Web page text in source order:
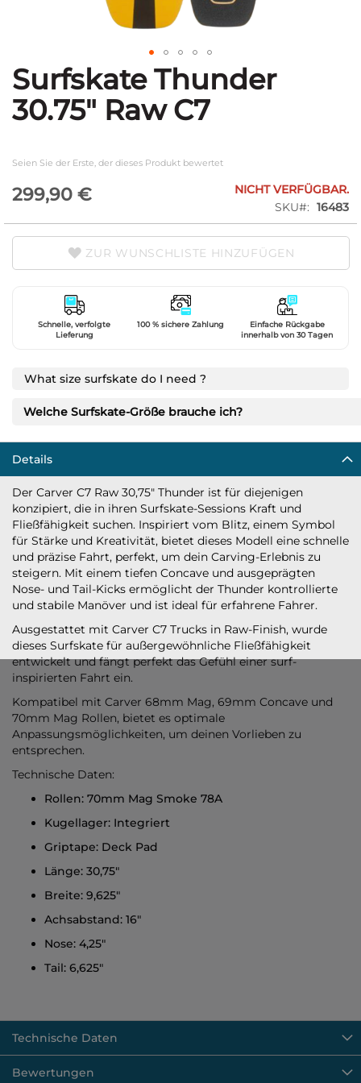
Zum
Anfang
der
Bildgalerie
Surfskate Thunder
30.75" Raw C7
Seien Sie der Erste, der dieses Produkt bewertet
299,90 €
NICHT VERFÜGBAR.
SKU
16483
ZUR WUNSCHLISTE HINZUFÜGEN
Schnelle, verfolgte
Lieferung
100 % sichere Zahlung
Einfache Rückgabe
innerhalb von 30 Tagen
What size surfskate do I need ?
Welche Surfskate-Größe brauche ich?
Details
Der Carver C7 Raw 30,75" Thunder ist für diejenigen
konzipiert, die in ihren Surfskate-Sessions Kraft und
Fließfähigkeit suchen. Inspiriert vom Blitz, einem Symbol
für Stärke und Kreativität, bietet dieses Modell eine schnelle
und präzise Fahrt, perfekt, um dein Carving-Erlebnis zu
steigern. Mit einem tiefen Concave und ausgeprägten
Nose- und Tail-Kicks ermöglicht der Thunder kontrollierte
und stabile Manöver und ist ideal für erfahrene Fahrer.
Ausgestattet mit Carver C7 Trucks in Raw-Finish, wurde
dieses Surfskate für außergewöhnliche Fließfähigkeit
entwickelt und fängt perfekt das Gefühl einer surf-
inspirierten Fahrt ein.
Kompatibel mit Carver 68mm Mag, 69mm Concave und
70mm Mag Rollen, bietet es optimale
Anpassungsmöglichkeiten, um deinen Vorlieben zu
entsprechen.
Technische Daten:
Rollen: 70mm Mag Smoke 78A
Kugellager: Integriert
Griptape: Deck Pad
Länge: 30,75"
Breite: 9,625"
Achsabstand: 16"
Nose: 4,25"
Tail: 6,625"
Technische Daten
Bewertungen